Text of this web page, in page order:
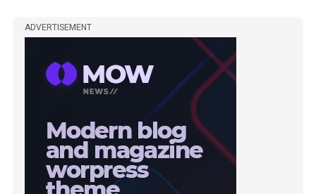
ADVERTISEMENT